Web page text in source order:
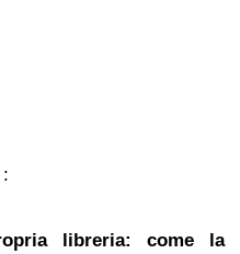
libreria: come la